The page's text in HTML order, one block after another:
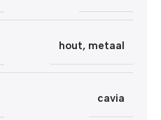
hout, metaal
cavia